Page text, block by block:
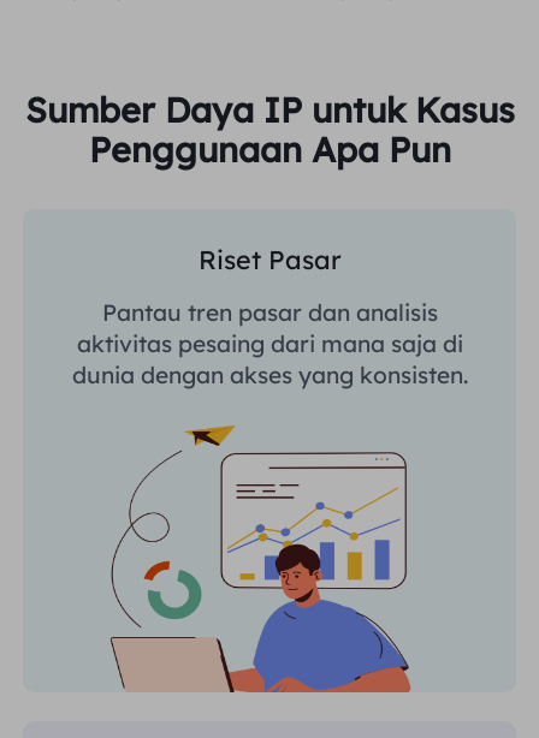
Sumber Daya IP untuk Kasus
Penggunaan Apa Pun
Riset Pasar
Pantau tren pasar dan analisis
aktivitas pesaing dari mana saja di
dunia dengan akses yang konsisten.